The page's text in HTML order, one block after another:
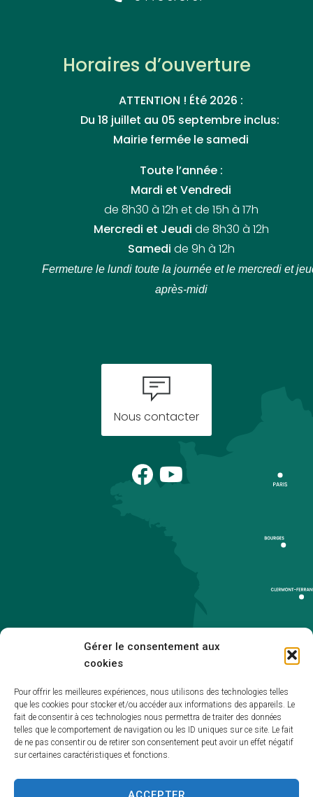
Gérer le consentement aux
cookies
Pour offrir les meilleures expériences, nous utilisons des technologies telles
que les cookies pour stocker et/ou accéder aux informations des appareils. Le
fait de consentir à ces technologies nous permettra de traiter des données
telles que le comportement de navigation ou les ID uniques sur ce site. Le fait
de ne pas consentir ou de retirer son consentement peut avoir un effet négatif
sur certaines caractéristiques et fonctions.
Horaires d’ouverture
ATTENTION ! Été 2026 :
Du 18 juillet au 05 septembre inclus:
Mairie fermée le samedi
Toute l’année :
Mardi et Vendredi
de 8h30 à 12h et de 15h à 17h
Mercredi et Jeudi de 8h30 à 12h
Samedi de 9h à 12h
Fermeture le lundi toute la journée et le mercredi et
après-midi
Nous contacter
Accessibilité